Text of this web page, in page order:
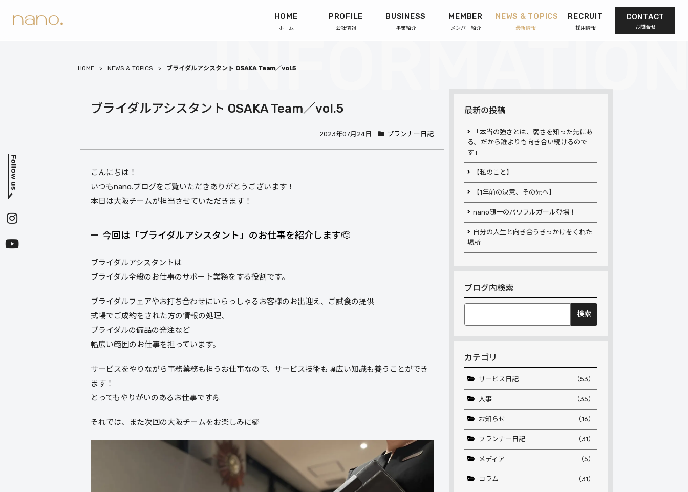
HOME
ホーム
PROFILE
会社情報
BUSINESS
事業紹介
MEMBER
メンバー紹介
NEWS & TOPICS
最新情報
RECRUIT
採用情報
CONTACT
お問合せ
HOME NEWS & TOPICS ブライダルアシスタント OSAKA Team／vol.5
ブライダルアシスタント OSAKA Team／vol.5
2023年07月24日 プランナー日記
こんにちは！
いつもnano.ブログをご覧いただきありがとうございます！
本日は大阪チームが担当させていただきます！
今回は「ブライダルアシスタント」のお仕事を紹介します🫡
ブライダルアシスタントは
ブライダル全般のお仕事のサポート業務をする役割です。
ブライダルフェアやお打ち合わせにいらっしゃるお客様のお出迎え、ご試食の提供
式場でご成約をされた方の情報の処理、
ブライダルの備品の発注など
幅広い範囲のお仕事を担っています。
サービスをやりながら事務業務も担うお仕事なので、サービス技術も幅広い知識も養うことができ
ます！
とってもやりがいのあるお仕事です💪
それでは、また次回の大阪チームをお楽しみに🍃
最新の投稿
「本当の強さとは、弱さを知った先にあ
る。だから誰よりも向き合い続けるので
す」
【私のこと】
【1年前の決意、その先へ】
nano随一のパワフルガール登場！
自分の人生と向き合うきっかけをくれた
場所
ブログ内検索
索:
カテゴリ
サービス日記 （53）
人事 （35）
お知らせ （16）
プランナー日記 （31）
メディア （5）
コラム （31）